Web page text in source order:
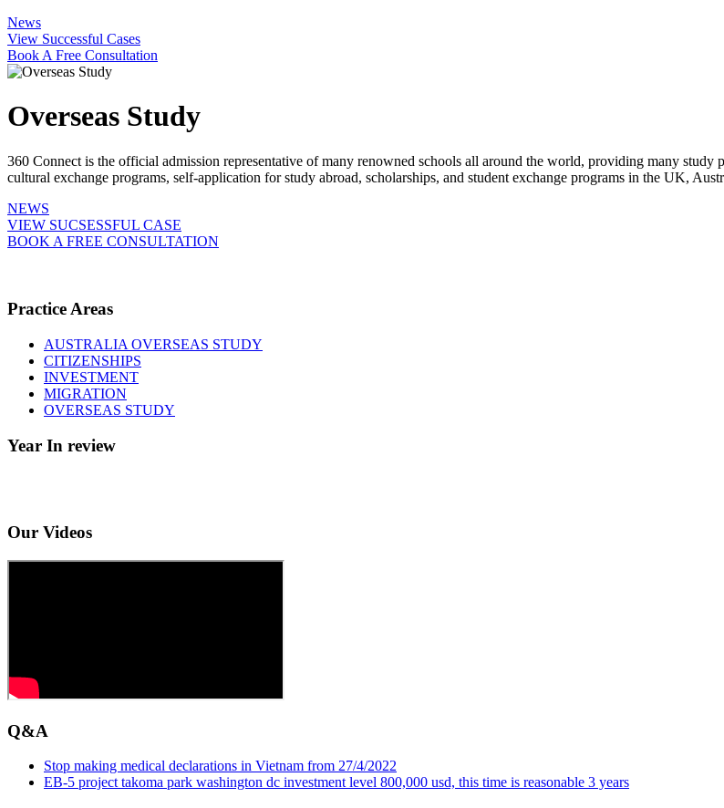
News
View Successful Cases
Book A Free Consultation
Overseas Study
360 Connect is the official admission representative of many renowned schools all around the world, providing many study
cultural exchange programs, self-application for study abroad, scholarships, and student exchange programs in the UK,
NEWS
VIEW SUCSESSFUL CASE
BOOK A FREE CONSULTATION
Practice Areas
AUSTRALIA OVERSEAS STUDY
CITIZENSHIPS
INVESTMENT
MIGRATION
OVERSEAS STUDY
Year In review
Our Videos
Q&A
Stop making medical declarations in Vietnam from 27/4/2022
EB-5 project takoma park washington dc investment level 800,000 usd, this time is reasonable 3 years